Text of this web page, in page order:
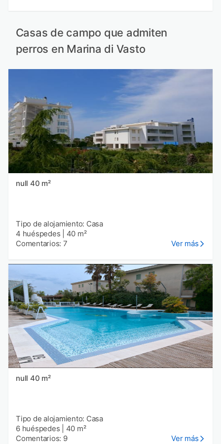
Casas de campo que admiten
perros en Marina di Vasto
null 40 m²
Tipo de alojamiento: Casa
4 huéspedes
40 m²
Comentarios: 7
Ver más
null 40 m²
Tipo de alojamiento: Casa
6 huéspedes
40 m²
Comentarios: 9
Ver más